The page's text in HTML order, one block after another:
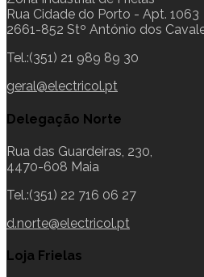
Rua Cidade do Porto - Apt. 1063
2661-852 Stº António dos
Tel.:(351) 21 989 89 30
geral@electricol.pt
Delegação Norte
Rua das Guardeiras, 230,
4470-608 Maia
Tel.:(351) 22 716 06 27
d.norte@electricol.pt
Loja Frielas